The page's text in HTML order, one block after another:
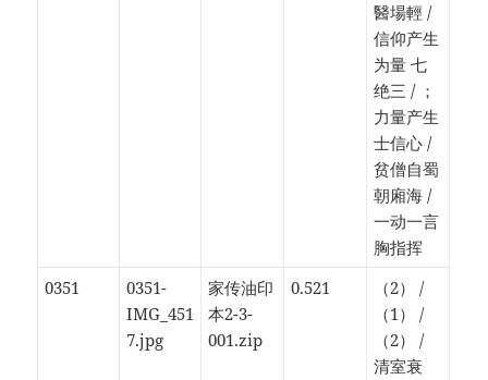
醫場輕 /
信仰产生
为量 七
绝三 / ；
力量产生
士信心 /
贫僧自蜀
朝廂海 /
一动一言
胸指挥
0351
0351-
IMG_451
7.jpg
家传油印
本2-3-
001.zip
0.521
（2） /
（1） /
（2） /
清室衰